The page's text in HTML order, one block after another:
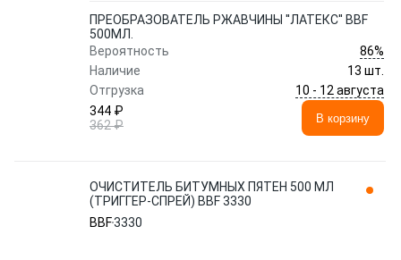
ПРЕОБРАЗОВАТЕЛЬ РЖАВЧИНЫ ''ЛАТЕКС'' BBF
500МЛ.
Вероятность
86%
Наличие
13 шт.
Отгрузка
10 - 12 августа
344 ₽
362 ₽
В корзину
ОЧИСТИТЕЛЬ БИТУМНЫХ ПЯТЕН 500 МЛ
(ТРИГГЕР-СПРЕЙ) BBF 3330
BBF3330